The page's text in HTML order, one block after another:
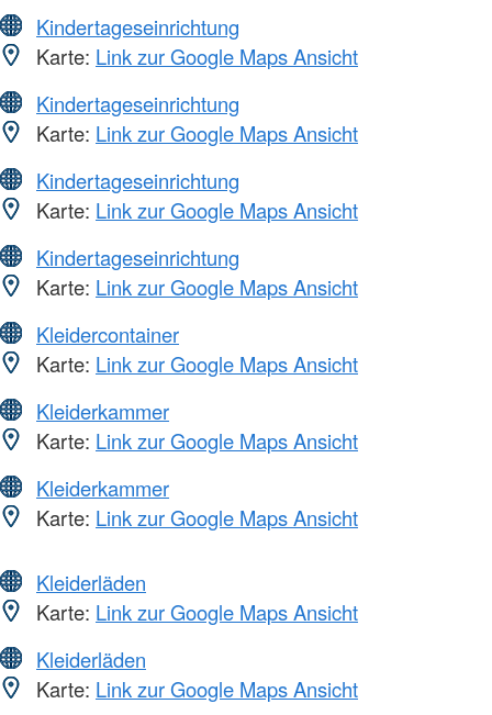
Kindertageseinrichtung
Karte: Link zur Google Maps Ansicht
Kindertageseinrichtung
Karte: Link zur Google Maps Ansicht
Kindertageseinrichtung
Karte: Link zur Google Maps Ansicht
Kindertageseinrichtung
Karte: Link zur Google Maps Ansicht
Kleidercontainer
Karte: Link zur Google Maps Ansicht
Kleiderkammer
Karte: Link zur Google Maps Ansicht
Kleiderkammer
Karte: Link zur Google Maps Ansicht
Kleiderläden
Karte: Link zur Google Maps Ansicht
Kleiderläden
Karte: Link zur Google Maps Ansicht